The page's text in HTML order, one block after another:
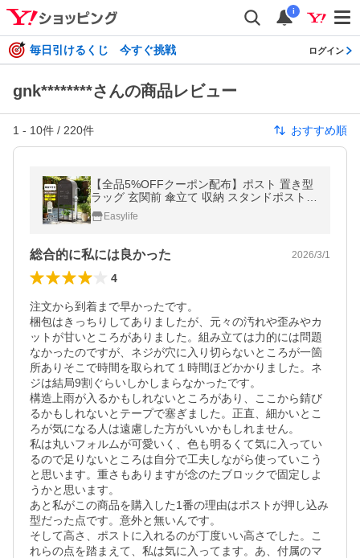
i
毎日引けるくじ 今すぐ挑戦 ログイン
gnk********さんの商品レビュー
1 - 10件 / 220件 おすすめ順
【全品5%OFFクーポン配布】ポスト 置き型
ラッグ 玄関前 傘立て 収納 スタンドポスト
おしゃれ 棚付き 北欧 一戸建て用 アンティー
ク 郵便ポスト 置き型ポ
Easylife
総合的に私には良かった 2026/3/1
4
注文から到着まで早かったです。
梱包はきっちりしてありましたが、元々の汚れや歪みやカ
ットが甘いところがありました。組み立ては力的には問題
なかったのですが、ネジが穴に入り切らないところが一箇
所ありそこで時間を取られて１時間ほどかかりました。ネ
ジは結局9割ぐらいしかしまらなかったです。
構造上雨が入るかもしれないところがあり、ここから錆び
るかもしれないとテープで塞ぎました。正直、細かいとこ
ろが気になる人は遠慮した方がいいかもしれません。
私は丸いフォルムが可愛いく、色も明るくて気に入ってい
るので足りないところは自分で工夫しながら使っていこう
と思います。重さもありますが念のたブロックで固定しよ
うかと思います。
あと私がこの商品を購入した1番の理由はポストが押し込み
型だった点です。意外と無いんです。
そして高さ、ポストに入れるのが丁度いい高さでした。こ
れらの点を踏まえて、私は気に入ってます。あ、付属のマ